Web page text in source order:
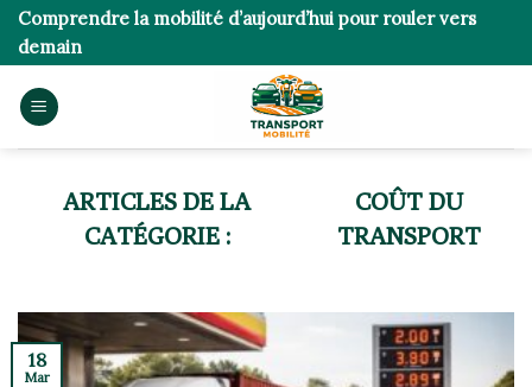
Skip
content
Comprendre la mobilité d’aujourd’hui pour rouler vers
demain
COÛT DU
TRANSPORT
18
Mar